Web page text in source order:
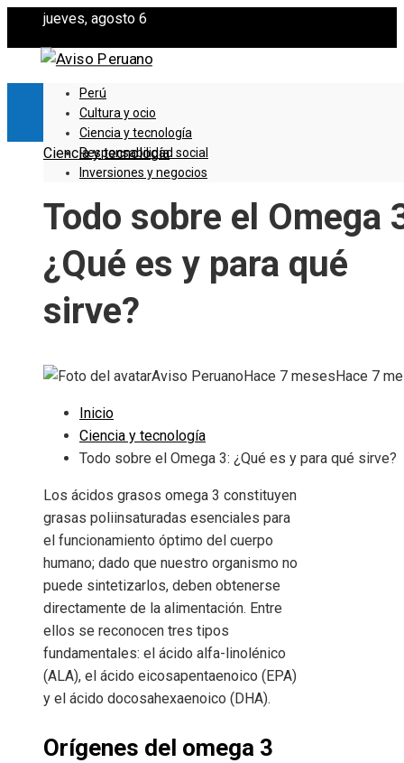
jueves, agosto 6
Perú
Cultura y ocio
Ciencia y tecnología
Responsabilidad social
Inversiones y negocios
Ciencia y tecnología
Todo sobre el Omega
¿Qué es y para qué
sirve?
Aviso Peruano Hace 7 meses Hace 7
Inicio
Ciencia y tecnología
Todo sobre el Omega 3: ¿Qué es y para qué sirve?
Los ácidos grasos omega 3 constituyen
grasas poliinsaturadas esenciales para
el funcionamiento óptimo del cuerpo
humano; dado que nuestro organismo no
puede sintetizarlos, deben obtenerse
directamente de la alimentación. Entre
ellos se reconocen tres tipos
fundamentales: el ácido alfa-linolénico
(ALA), el ácido eicosapentaenoico (EPA)
y el ácido docosahexaenoico (DHA).
Orígenes del omega 3